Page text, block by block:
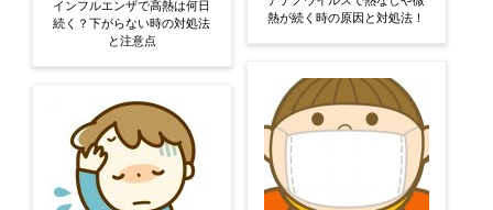
インフルエンザで高熱は何日
続く？下がらない時の対処法
と注意点
熱が続く時の原因と対処法！